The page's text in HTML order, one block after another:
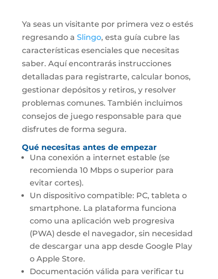
Ya seas un visitante por primera vez o estés
regresando a Slingo, esta guía cubre las
características esenciales que necesitas
saber. Aquí encontrarás instrucciones
detalladas para registrarte, calcular bonos,
gestionar depósitos y retiros, y resolver
problemas comunes. También incluimos
consejos de juego responsable para que
disfrutes de forma segura.
Qué necesitas antes de empezar
Una conexión a internet estable (se
recomienda 10 Mbps o superior para
evitar cortes).
Un dispositivo compatible: PC, tableta o
smartphone. La plataforma funciona
como una aplicación web progresiva
(PWA) desde el navegador, sin necesidad
de descargar una app desde Google Play
o Apple Store.
Documentación válida para verificar tu